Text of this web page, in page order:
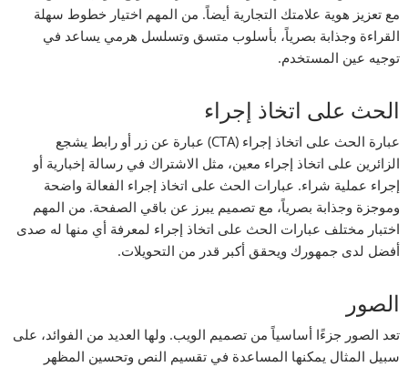
مع تعزيز هوية علامتك التجارية أيضاً. من المهم اختيار خطوط سهلة
القراءة وجذابة بصرياً، بأسلوب متسق وتسلسل هرمي يساعد في
توجيه عين المستخدم.
الحث على اتخاذ إجراء
عبارة الحث على اتخاذ إجراء (CTA) عبارة عن زر أو رابط يشجع
الزائرين على اتخاذ إجراء معين، مثل الاشتراك في رسالة إخبارية أو
إجراء عملية شراء. عبارات الحث على اتخاذ إجراء الفعالة واضحة
وموجزة وجذابة بصرياً، مع تصميم يبرز عن باقي الصفحة. من المهم
اختبار مختلف عبارات الحث على اتخاذ إجراء لمعرفة أي منها له صدى
أفضل لدى جمهورك ويحقق أكبر قدر من التحويلات.
الصور
تعد الصور جزءًا أساسياً من تصميم الويب. ولها العديد من الفوائد، على
سبيل المثال يمكنها المساعدة في تقسيم النص وتحسين المظهر